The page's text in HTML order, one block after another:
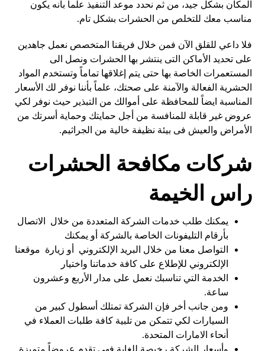
المكان بشكل جيد، من ثم نحدد موعد التنفيذ علماً بأنه يكون
مناسب معك للتخلص من الحشرات بشكل تام.
فلا داعي للقلق الآن فمن خلال فريقنا المتخصص نعمل جاهدين
على تحديد الأماكن التى ينتشر بها الحشرات ونصل الى
المستعمرات الخاصة بها حتى يتم إغلاقها تماماً وتستخدم المواد
الحشرية الفعالة والآمنة على صحتك، علماً بأننا نوفر لك الأسعار
المناسبة ايضاً للمحافظة على أموالك من التبذير حيث نوفر لكي
عروض غير قابلة للمنافسة من أجل حمايتك وحماية أسرتك من
الأمراض والعيش فى بيئة نظيفة خالية من الجراثيم.
شركات مكافحة الحشرات
راس الخيمة
يمكنك طلب خدمات الشركة المتعددة من خلال الاتصال
بأرقام التليفونات الخاصة بالشركة أو يمكنك
التواصل معنا من خلال البريد الإلكتروني أو زيارة موقعنا
الإلكتروني للإطلاع على كافة خدماتنا واختيار
الخدمة التي تناسبك نعمل على مدار الأربع وعشرون
ساعة.
ومن جانب أخر فإن الشركة تمتلك أسطول كبير من
السيارات لكي تتمكن من تلبية كافة طلبات العملاء في
أنحاء الامارات المتحدة.
وأسعار الشركة رخيصة للغاية فهي تقدم عروضاً متميزة